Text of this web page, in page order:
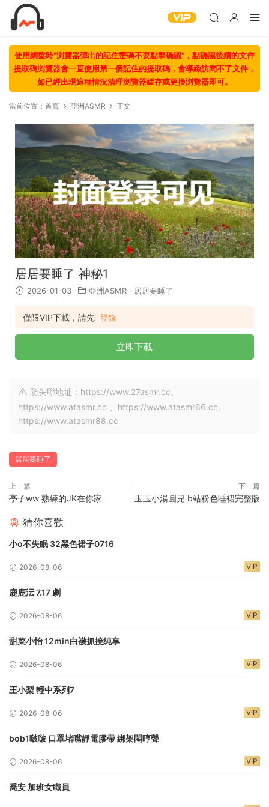
使用網盤時“浏覽器彈出的記住密碼不要點擊确認“，點确認後續的文件
提取碼浏覽器會一直使用第一個記住的提取碼，會導緻訪問不了文件，
如已經出現這種情況清理浏覽器緩存或更換浏覽器即可。
當前位置： 首頁 亞洲ASMR 正文
居居要睡了 神秘1
2026-01-03 亞洲ASMR · 居居要睡了
僅限VIP下載，請先 登錄
立即下載
防失聯地址：https://www.27asmr.cc、
https://www.atasmr.cc 、https://www.atasmr66.cc、
https://www.atasmr88.cc
居居要睡了
上一篇
亭子ww 熟練的JK在你家
下一篇
玉玉小湯圓兒 b站粉色睡裙完整版
猜你喜歡
小o不失眠 32黑色裙子0716
2026-08-06 VIP
鹿鹿沄 7.17 劇
2026-08-06 VIP
甜菜小怡 12min白襪抓撓純享
2026-08-06 VIP
王小梨 輕中系列7
2026-08-06 VIP
bob1啵啵 口罩堵嘴靜電膠帶 綁架悶哼聲
2026-08-06 VIP
喬安 加班女職員